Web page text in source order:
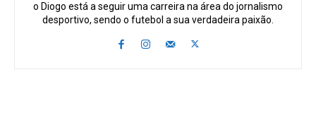
o Diogo está a seguir uma carreira na área do jornalismo
desportivo, sendo o futebol a sua verdadeira paixão.